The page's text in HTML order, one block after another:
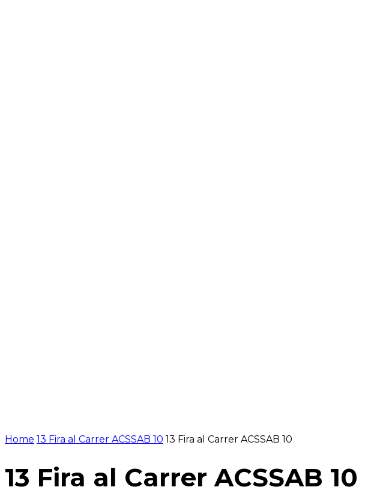
Home 13 Fira al Carrer ACSSAB 10 13 Fira al Carrer ACSSAB 10
13 Fira al Carrer ACSSAB 10